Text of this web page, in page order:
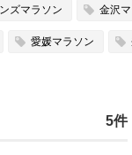
ズマラソン 金沢
愛媛マラソン
5件